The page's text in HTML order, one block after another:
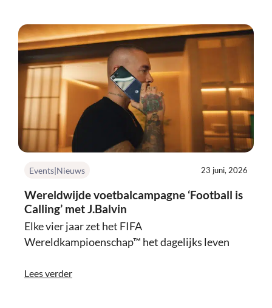
Events|Nieuws 23 juni, 2026
Wereldwijde voetbalcampagne ‘Football is
Calling’ met J.Balvin
Elke vier jaar zet het FIFA
Wereldkampioenschap™ het dagelijks leven
Lees verder